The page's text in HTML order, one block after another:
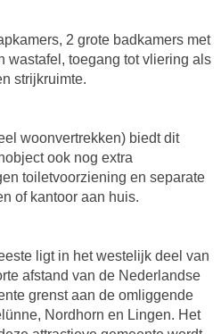
2 grote badkamers met
wastafel, toegang tot vliering als
strijkruimte.
woonvertrekken) biedt dit
ook nog extra
toiletvoorziening en separate
of kantoor aan huis.
ligt in het westelijk deel van
afstand van de Nederlandse
grenst aan de omliggende
Nordhorn en Lingen. Het